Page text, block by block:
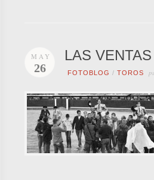
MAY
26
LAS
FOTOBLOG / TOROS